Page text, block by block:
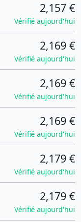
2,157 €
Vérifié aujourd'hui
2,169 €
Vérifié aujourd'hui
2,169 €
Vérifié aujourd'hui
2,169 €
Vérifié aujourd'hui
2,179 €
Vérifié aujourd'hui
2,179 €
Vérifié aujourd'hui